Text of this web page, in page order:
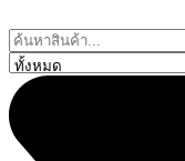
to
content
Search
...